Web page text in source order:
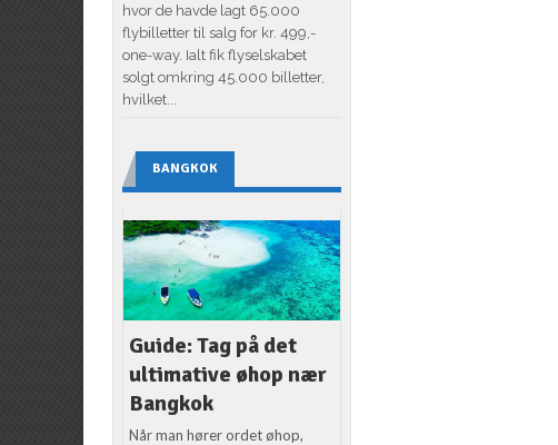
hvor de havde lagt 65.000
flybilletter til salg for kr. 499,-
one-way. Ialt fik flyselskabet
solgt omkring 45.000 billetter,
hvilket...
BANGKOK
Guide: Tag på det
ultimative øhop nær
Bangkok
Når man hører ordet øhop,